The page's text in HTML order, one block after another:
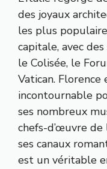
des joyaux
les plus
capitale, avec
le Colisée, le
Vatican.
incontournable
ses nombreux
chefs-d’œuvre de
ses canaux
est un véritable